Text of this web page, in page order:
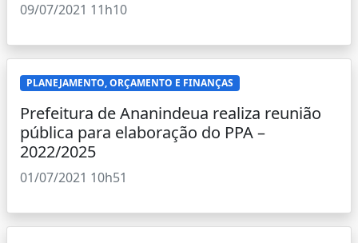
09/07/2021 11h10
PLANEJAMENTO, ORÇAMENTO E FINANÇAS
Prefeitura de Ananindeua realiza reunião
pública para elaboração do PPA –
2022/2025
01/07/2021 10h51